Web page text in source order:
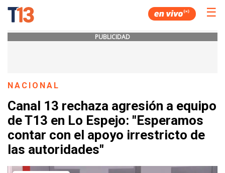
☰
PUBLICIDAD
NACIONAL
Canal 13 rechaza agresión a equipo
de T13 en Lo Espejo: "Esperamos
contar con el apoyo irrestricto de
las autoridades"